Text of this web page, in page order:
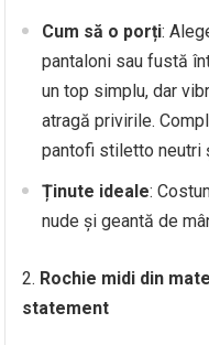
Cum să o porți:
pantaloni sau fustă
un top simplu, dar
atragă privirile.
pantofi stiletto neutri
Ținute ideale:
nude și geantă de
Rochie midi din
statement